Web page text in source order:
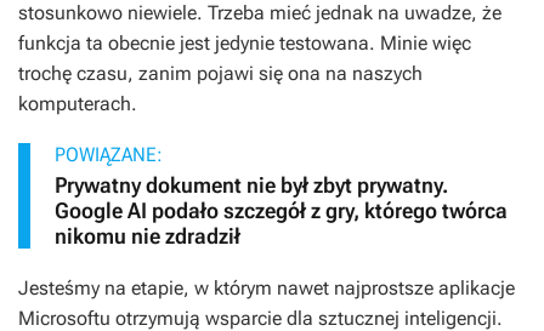
stosunkowo niewiele. Trzeba mieć jednak na uwadze, że
funkcja ta obecnie jest jedynie testowana. Minie więc
trochę czasu, zanim pojawi się ona na naszych
komputerach.
POWIĄZANE:
Prywatny dokument nie był zbyt prywatny.
Google AI podało szczegół z gry, którego twórca
nikomu nie zdradził
Jesteśmy na etapie, w którym nawet najprostsze aplikacje
Microsoftu otrzymują wsparcie dla sztucznej inteligencji.